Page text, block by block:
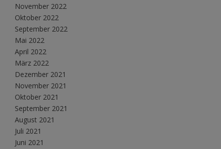
November 2022
Oktober 2022
September 2022
Mai 2022
April 2022
März 2022
Dezember 2021
November 2021
Oktober 2021
September 2021
August 2021
Juli 2021
Juni 2021